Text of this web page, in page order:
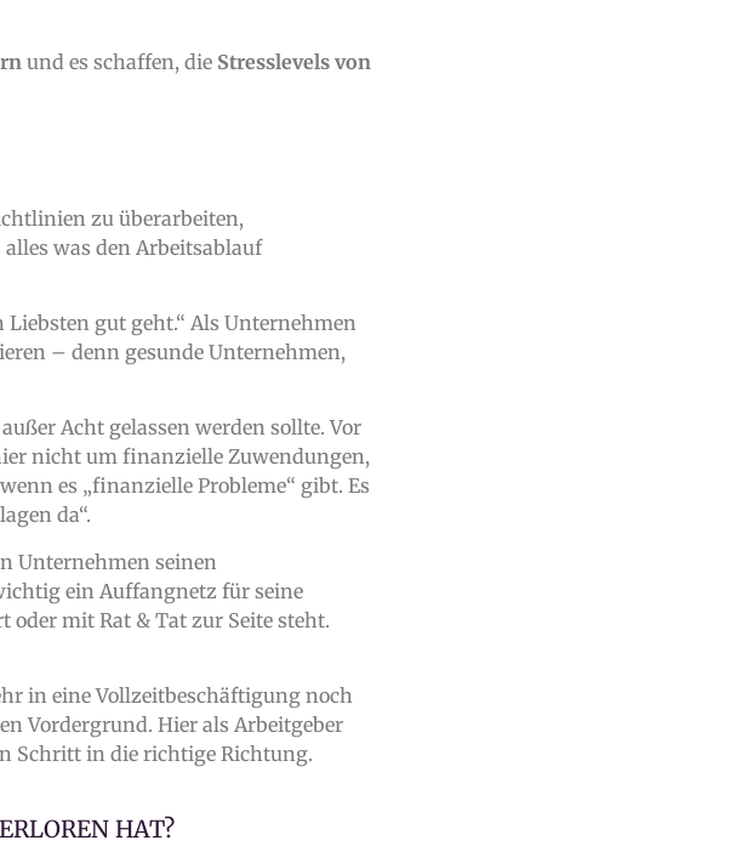
und es schaffen, die Stresslevels von
zu überarbeiten,
was den Arbeitsablauf
gut geht.“ Als Unternehmen
– denn gesunde Unternehmen,
Acht gelassen werden sollte. Vor
nicht um finanzielle Zuwendungen,
es „finanzielle Probleme“ gibt. Es
da“.
Unternehmen seinen
ein Auffangnetz für seine
mit Rat & Tat zur Seite steht.
in eine Vollzeitbeschäftigung noch
Vordergrund. Hier als Arbeitgeber
Schritt in die richtige Richtung.
HAT?